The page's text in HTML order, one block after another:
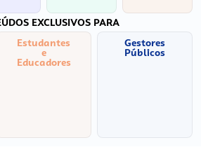
EXCLUSIVOS PARA
Estudantes
e
Educadores
Gestores
Públicos